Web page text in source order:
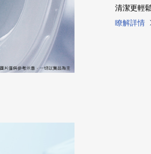
清潔更輕鬆
瞭解詳情